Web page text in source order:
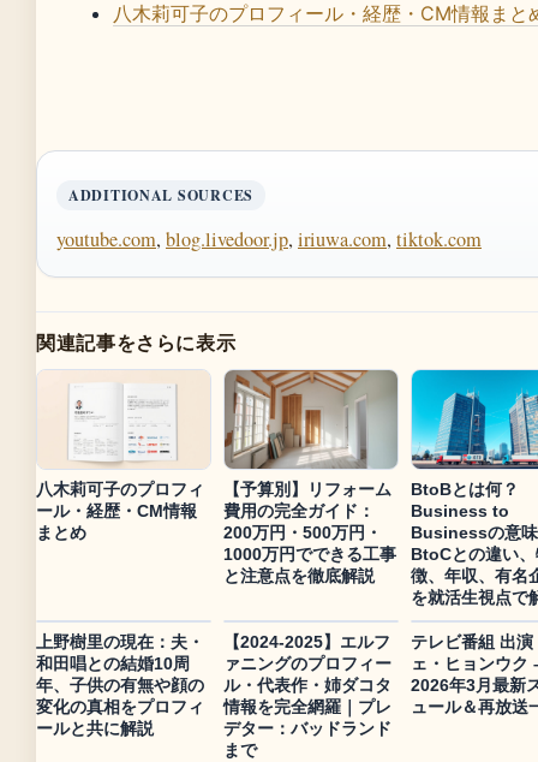
八木莉可子のプロフィール・経歴・CM情報まと
ADDITIONAL SOURCES
youtube.com, blog.livedoor.jp, iriuwa.com, tiktok.com
関連記事をさらに表示
八木莉可子のプロフィ
ール・経歴・CM情報
まとめ
【予算別】リフォーム
費用の完全ガイド：
200万円・500万円・
1000万円でできる工事
と注意点を徹底解説
BtoBとは何？
Business to
Businessの意
BtoCとの違い、
徴、年収、有名
を就活生視点で
上野樹里の現在：夫・
和田唱との結婚10周
年、子供の有無や顔の
変化の真相をプロフィ
ールと共に解説
【2024-2025】エルフ
ァニングのプロフィー
ル・代表作・姉ダコタ
情報を完全網羅｜プレ
デター：バッドランド
まで
テレビ番組 出演
ェ・ヒョンウク
2026年3月最新
ュール＆再放送